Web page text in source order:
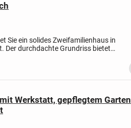
Sie ein solides Zweifamilienhaus in
Der durchdachte Grundriss bietet
Werkstatt, gepflegtem Garten